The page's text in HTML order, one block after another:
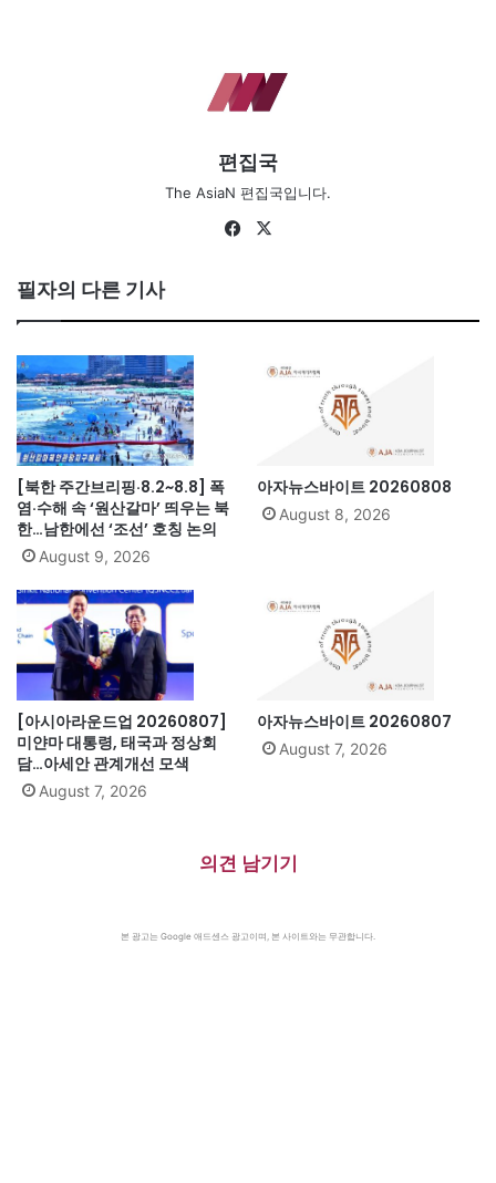
편집국
The AsiaN 편집국입니다.
Fa
필자의 다른 기사
[북한 주간브리핑·8.2~8.8] 폭
염·수해 속 ‘원산갈마’ 띄우는 북
한…남한에선 ‘조선’ 호칭 논의
August 9, 2026
아자뉴스바이트 20260808
August 8, 2026
[아시아라운드업 20260807]
미얀마 대통령, 태국과 정상회
담…아세안 관계개선 모색
August 7, 2026
아자뉴스바이트 20260807
August 7, 2026
의견 남기기
본 광고는 Google 애드센스 광고이며, 본 사이트와는 무관합니다.